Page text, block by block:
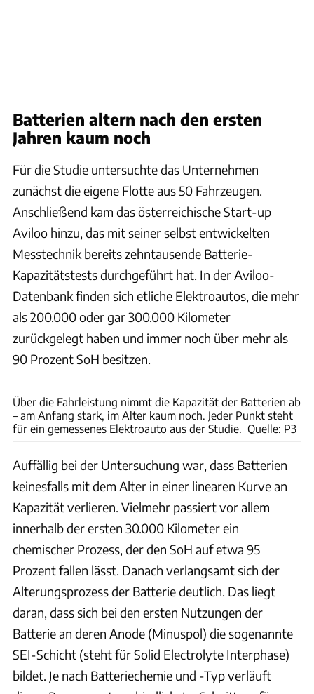
Batterien altern nach den ersten
Jahren kaum noch
Für die Studie untersuchte das Unternehmen
zunächst die eigene Flotte aus 50 Fahrzeugen.
Anschließend kam das österreichische Start-up
Aviloo hinzu, das mit seiner selbst entwickelten
Messtechnik bereits zehntausende Batterie-
Kapazitätstests durchgeführt hat. In der Aviloo-
Datenbank finden sich etliche Elektroautos, die mehr
als 200.000 oder gar 300.000 Kilometer
zurückgelegt haben und immer noch über mehr als
90 Prozent SoH besitzen.
Über die Fahrleistung nimmt die Kapazität der Batterien ab
– am Anfang stark, im Alter kaum noch. Jeder Punkt steht
für ein gemessenes Elektroauto aus der Studie. Quelle: P3
Auffällig bei der Untersuchung war, dass Batterien
keinesfalls mit dem Alter in einer linearen Kurve an
Kapazität verlieren. Vielmehr passiert vor allem
innerhalb der ersten 30.000 Kilometer ein
chemischer Prozess, der den SoH auf etwa 95
Prozent fallen lässt. Danach verlangsamt sich der
Alterungsprozess der Batterie deutlich. Das liegt
daran, dass sich bei den ersten Nutzungen der
Batterie an deren Anode (Minuspol) die sogenannte
SEI-Schicht (steht für Solid Electrolyte Interphase)
bildet. Je nach Batteriechemie und -Typ verläuft